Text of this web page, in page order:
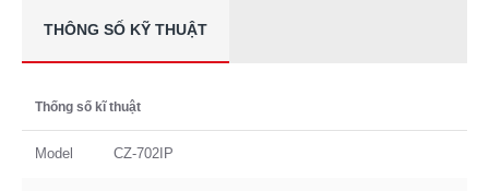
THÔNG SỐ KỸ THUẬT
Thống số kĩ thuật
Model CZ-702IP